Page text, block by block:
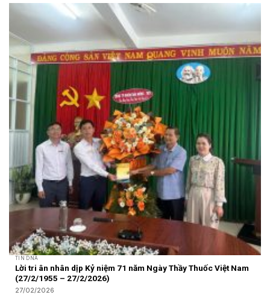
TIN DNA
Lời tri ân nhân dịp Kỷ niệm 71 năm Ngày Thầy Thuốc Việt Nam
(27/2/1955 – 27/2/2026)
27/02/2026